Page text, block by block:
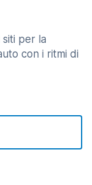
siti per la
con i ritmi di